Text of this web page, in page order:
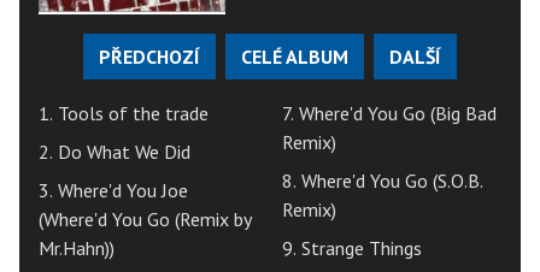
PŘEDCHOZÍ CELÉ ALBUM DALŠÍ
1. Tools of the trade
2. Do What We Did
3. Where'd You Joe
(Where'd You Go (Remix by
Mr.Hahn))
7. Where'd You Go (Big Bad
Remix)
8. Where'd You Go (S.O.B.
Remix)
9. Strange Things